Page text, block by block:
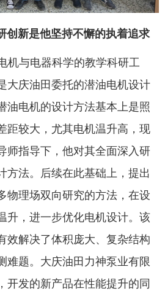
创新是他坚持不懈的执着追求
机与电器科学的教学科研工
大庆油田委托的潜油电机设计
油电机的设计方法基本上是照
距较大，尤其电机温升高，现
师指导下，他对其全面深入研
方法。后续在此基础上，提出
物理场双向研究的方法，在设
升，进一步优化电机设计。该
效解决了体积庞大、复杂结构
难题。大庆油田力神泵业有限
开发的新产品在性能提升的同